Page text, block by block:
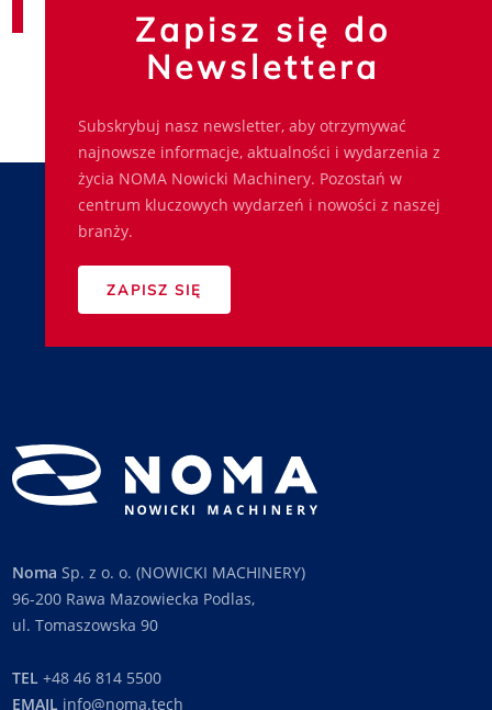
Zapisz się do
Newslettera
Subskrybuj nasz newsletter, aby otrzymywać
najnowsze informacje, aktualności i wydarzenia z
życia NOMA Nowicki Machinery. Pozostań w
centrum kluczowych wydarzeń i nowości z naszej
branży.
ZAPISZ SIĘ
Noma Sp. z o. o. (NOWICKI MACHINERY)
96-200 Rawa Mazowiecka Podlas,
ul. Tomaszowska 90
TEL +48 46 814 5500
EMAIL info@noma.tech